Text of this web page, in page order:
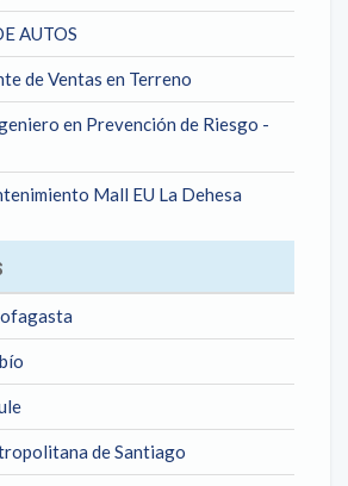
AUTOS
de Ventas en Terreno
en Prevención de Riesgo -
Mall EU La Dehesa
de Santiago